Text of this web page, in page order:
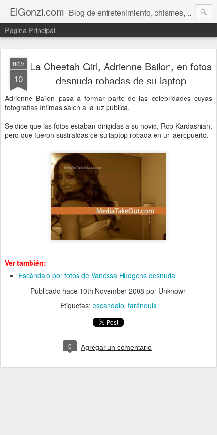
ElGonzi.com Blog de entretenimiento, chismes, humor, farándula, curiosidades, ovnis, noticias calientes, fotos, videos, paranormal y ¡más!
Página Principal
NOV
10
La Cheetah Girl, Adrienne Bailon, en fotos
desnuda robadas de su laptop
Adrienne Bailon pasa a formar parte de las celebridades cuyas
fotografías íntimas salen a la luz pública.
Se dice que las fotos estaban dirigidas a su novio, Rob Kardashian,
pero que fueron sustraídas de su laptop robada en un aeropuerto.
Ver también:
Escándalo por fotos de Vanessa Hudgens desnuda
Publicado hace 10th November 2008 por Unknown
Etiquetas: escandalo farándula
0 Agregar un comentario